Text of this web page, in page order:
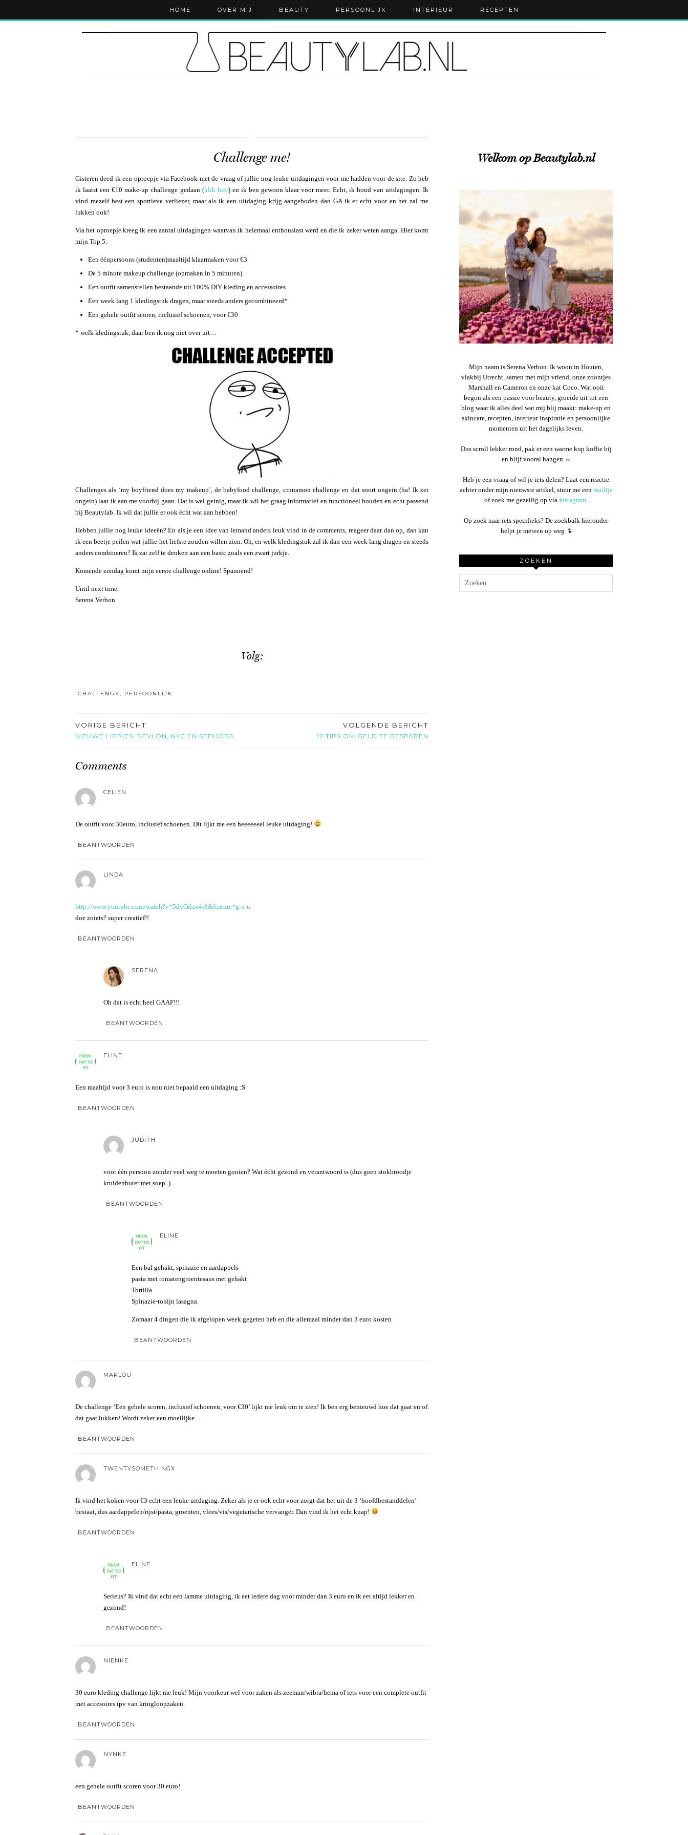
HOME OVER MIJ BEAUTY PERSOONLIJK INTERIEUR RECEPTEN
Challenge me!
Gisteren deed ik een oproepje via Facebook met de vraag of jullie nog leuke uitdagingen voor me hadden voor de site. Zo heb
ik laatst een €10 make-up challenge gedaan (klik hier) en ik ben gewoon klaar voor meer. Echt, ik houd van uitdagingen. Ik
vind mezelf best een sportieve verliezer, maar als ik een uitdaging krijg aangeboden dan GA ik er echt voor en het zal me
lukken ook!
Via het oproepje kreeg ik een aantal uitdagingen waarvan ik helemaal enthousiast werd en die ik zeker weten aanga. Hier komt
mijn Top 5:
Een éénpersoons (studenten)maaltijd klaarmaken voor €3
De 5 minute makeup challenge (opmaken in 5 minuten)
Een outfit samenstellen bestaande uit 100% DIY kleding en accessoires
Een week lang 1 kledingstuk dragen, maar steeds anders gecombineerd*
Een gehele outfit scoren, inclusief schoenen, voor €30
* welk kledingstuk, daar ben ik nog niet over uit…
Challenges als ‘my boyfriend does my makeup’, de babyfood challenge, cinnamon challenge en dat soort ongein (ha! Ik zei
ongein) laat ik aan me voorbij gaan. Dat is wel geinig, maar ik wil het graag informatief en functioneel houden en echt passend
bij Beautylab. Ik wil dat jullie er ook écht wat aan hebben!
Hebben jullie nog leuke ideeën? En als je een idee van iemand anders leuk vind in de comments, reageer daar dan op, dan kan
ik een beetje peilen wat jullie het liefste zouden willen zien. Oh, en welk kledingstuk zal ik dan een week lang dragen en steeds
anders combineren? Ik zat zelf te denken aan een basic zoals een zwart jurkje.
Komende zondag komt mijn eerste challenge online! Spannend!
Until next time,
Serena Verbon
Volg:
CHALLENGE , PERSOONLIJK
VORIGE BERICHT
NIEUWE LIPPIES: REVLON, NYC EN SEPHORA
VOLGENDE BERICHT
12 TIPS OM GELD TE BESPAREN
Comments
CELIEN
De outfit voor 30euro, inclusief schoenen. Dit lijkt me een heeeeeeel leuke uitdaging!
BEANTWOORDEN
LINDA
http://www.youtube.com/watch?v=5dvOilax4j8&feature=g-u-u
doe zoiets? super creatief!!
BEANTWOORDEN
SERENA
Oh dat is echt heel GAAF!!!
BEANTWOORDEN
ELINE
Een maaltijd voor 3 euro is nou niet bepaald een uitdaging :S
BEANTWOORDEN
JUDITH
voor één persoon zonder veel weg te moeten gooien? Wat écht gezond en verantwoord is (dus geen stokbroodje
kruidenboter met soep..)
BEANTWOORDEN
ELINE
Een bal gehakt, spinazie en aardappels
pasta met tomatengroentesaus met gehakt
Tortilla
Spinazie-tonijn lasagna
Zomaar 4 dingen die ik afgelopen week gegeten heb en die allemaal minder dan 3 euro kosten
BEANTWOORDEN
MARLOU
De challenge ‘Een gehele scoren, inclusief schoenen, voor €30’ lijkt me leuk om te zien! Ik ben erg benieuwd hoe dat gaat en of
dat gaat lukken! Wordt zeker een moeilijke..
BEANTWOORDEN
TWENTYSOMETHINGX
Ik vind het koken voor €3 echt een leuke uitdaging. Zeker als je er ook echt voor zorgt dat het uit de 3 ‘hoofdbestanddelen’
bestaat, dus aardappelen/rijst/pasta, groenten, vlees/vis/vegetarische vervanger. Dan vind ik het echt knap!
BEANTWOORDEN
ELINE
Serieus? Ik vind dat echt een lamme uitdaging, ik eet iedere dag voor minder dan 3 euro en ik eet altijd lekker en
gezond!
BEANTWOORDEN
NIENKE
30 euro kleding challenge lijkt me leuk! Mijn voorkeur wel voor zaken als zeeman/wibra/hema of iets voor een complete outfit
met accesoires ipv van kringloopzaken.
BEANTWOORDEN
NYNKE
een gehele outfit scoren voor 30 euro!
BEANTWOORDEN
Welkom op Beautylab.nl
Mijn naam is Serena Verbon. Ik woon in Houten,
vlakbij Utrecht, samen met mijn vriend, onze zoontjes
Marshall en Cameron en onze kat Coco. Wat ooit
begon als een passie voor beauty, groeide uit tot een
blog waar ik alles deel wat mij blij maakt: make-up en
skincare, recepten, interieur inspiratie en persoonlijke
momenten uit het dagelijks leven.
Dus scroll lekker rond, pak er een warme kop koffie bij
en blijf vooral hangen ☕︎
Heb je een vraag of wil je iets delen? Laat een reactie
achter onder mijn nieuwste artikel, stuur me een mailtje
of zoek me gezellig op via Instagram.
Op zoek naar iets specifieks? De zoekbalk hieronder
helpt je meteen op weg ↴
ZOEKEN